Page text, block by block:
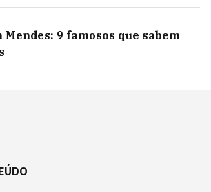
Mendes: 9 famosos que sabem